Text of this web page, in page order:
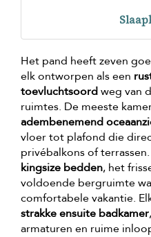
Het pand heeft zeven
elk ontworpen als een
toevluchtsoordweg van
ruimtes. De meeste
adembenemend
vloer tot plafond die
privébalkons of
kingsize bedden, het
voldoende bergruimte
comfortabele vakantie.
strakke ensuite badkamer
armaturen en ruime